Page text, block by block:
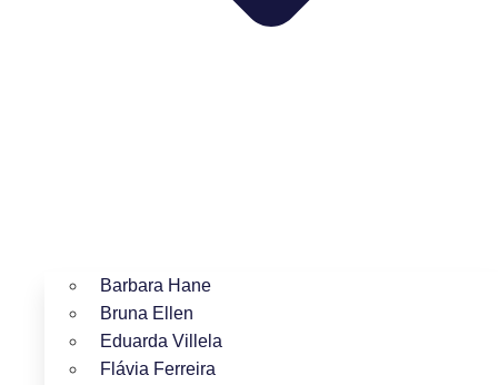
Barbara Hane
Bruna Ellen
Eduarda Villela
Flávia Ferreira